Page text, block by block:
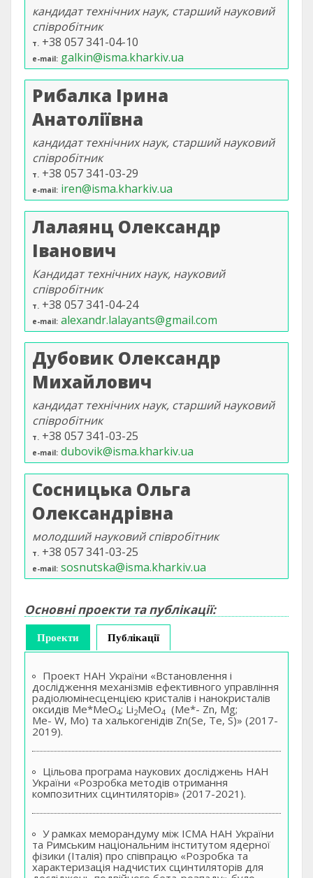
кандидат технічних наук, старший науковий
співробітник
т. +38 057 341-04-10
e-mail galkin@isma.kharkiv.ua
Рибалка Ірина
Анатоліївна
кандидат технічних наук, старший науковий
співробітник
т. +38 057 341-03-29
e-mail iren@isma.kharkiv.ua
Лалаянц Олександр
Іванович
Кандидат технічних наук, науковий
співробітник
т. +38 057 341-04-24
e-mail alexandr.lalayants@gmail.com
Дубовик Олександр
Михайлович
кандидат технічних наук, старший науковий
співробітник
т. +38 057 341-03-25
e-mail dubovik@isma.kharkiv.ua
Сосницька Ольга
Олександрівна
молодший науковий співробітник
т. +38 057 341-03-25
e-mail sosnutska@isma.kharkiv.ua
Основні проекти та публікації:
Проекти (активна вкладка)
Публікації
Проект НАН України «Встановлення і
дослідження механізмів ефективного управління
радіолюмінесценцією кристалів і нанокристалів
оксидів Me*MeO4; Li2MeO4 (Me*- Zn, Mg;
Me- W, Mo) та халькогенідів Zn(Se, Te, S)» (2017-
2019).
Цільова програма наукових досліджень НАН
України «Розробка методів отримання
композитних сцинтиляторів» (2017-2021).
У рамках меморандуму між ІСМА НАН України
та Римським національним інститутом ядерної
фізики (Італія) про співпрацю «Розробка та
характеризація надчистих сцинтиляторів для